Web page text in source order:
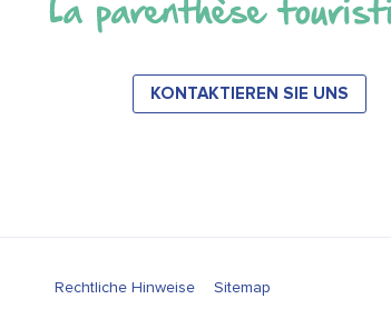
KONTAKTIEREN SIE UNS
Rechtliche Hinweise Sitemap